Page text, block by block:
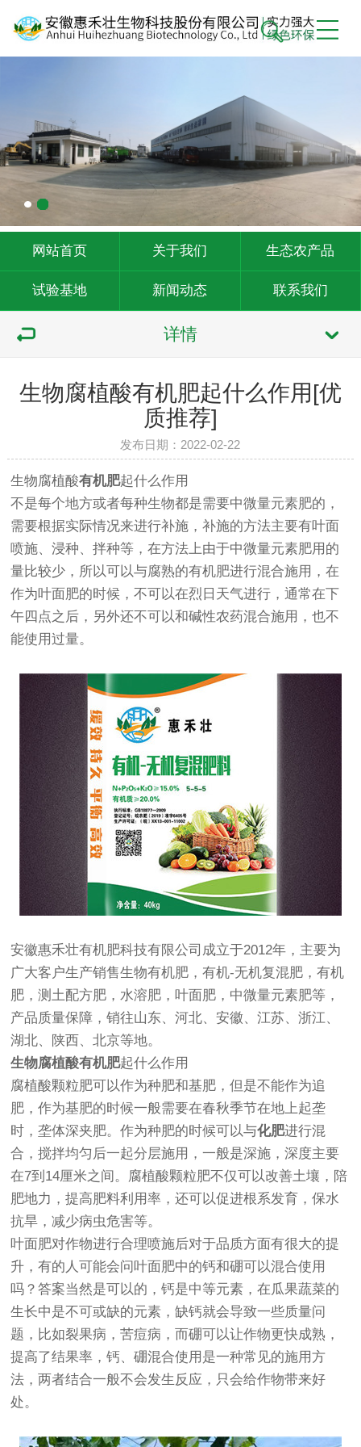
网站首页 关于我们 生态农产品
试验基地 新闻动态 联系我们
详情
生物腐植酸有机肥起什么作用[优
质推荐]
发布日期：2022-02-22
生物腐植酸有机肥起什么作用
不是每个地方或者每种生物都是需要中微量元素肥的，
需要根据实际情况来进行补施，补施的方法主要有叶面
喷施、浸种、拌种等，在方法上由于中微量元素肥用的
量比较少，所以可以与腐熟的有机肥进行混合施用，在
作为叶面肥的时候，不可以在烈日天气进行，通常在下
午四点之后，另外还不可以和碱性农药混合施用，也不
能使用过量。
安徽惠禾壮有机肥科技有限公司成立于2012年，主要为
广大客户生产销售生物有机肥，有机-无机复混肥，有机
肥，测土配方肥，水溶肥，叶面肥，中微量元素肥等，
产品质量保障，销往山东、河北、安徽、江苏、浙江、
湖北、陕西、北京等地。
生物腐植酸有机肥起什么作用
腐植酸颗粒肥可以作为种肥和基肥，但是不能作为追
肥，作为基肥的时候一般需要在春秋季节在地上起垄
时，垄体深夹肥。作为种肥的时候可以与化肥进行混
合，搅拌均匀后一起分层施用，一般是深施，深度主要
在7到14厘米之间。腐植酸颗粒肥不仅可以改善土壤，陪
肥地力，提高肥料利用率，还可以促进根系发育，保水
抗旱，减少病虫危害等。
叶面肥对作物进行合理喷施后对于品质方面有很大的提
升，有的人可能会问叶面肥中的钙和硼可以混合使用
吗？答案当然是可以的，钙是中等元素，在瓜果蔬菜的
生长中是不可或缺的元素，缺钙就会导致一些质量问
题，比如裂果病，苦痘病，而硼可以让作物更快成熟，
提高了结果率，钙、硼混合使用是一种常见的施用方
法，两者结合一般不会发生反应，只会给作物带来好
处。